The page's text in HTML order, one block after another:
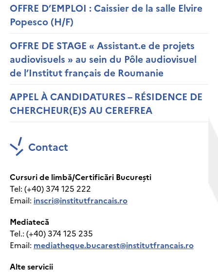
OFFRE D’EMPLOI : Caissier de la salle Elvire
Popesco (H/F)
OFFRE DE STAGE « Assistant.e de projets
audiovisuels » au sein du Pôle audiovisuel
de l’Institut français de Roumanie
APPEL À CANDIDATURES – RÉSIDENCE DE
CHERCHEUR(E)S AU CEREFREA
Contact
Cursuri de limbă/Certificări București
Tel: (+40) 374 125 222
Email: inscri@institutfrancais.ro
Mediatecă
Tel.: (+40) 374 125 235
Email: mediatheque.bucarest@institutfrancais.ro
Alte servicii